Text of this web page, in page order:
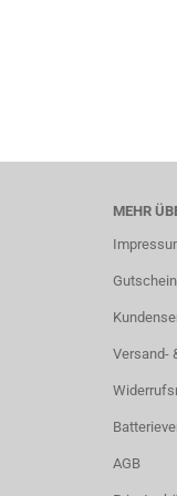
MEHR
Versand-
AGB